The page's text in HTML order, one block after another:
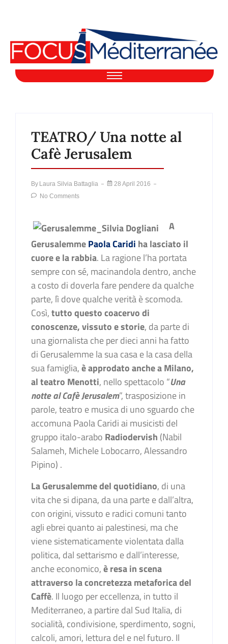
TEATRO/ Una notte al
Cafè Jerusalem
By Laura Silvia Battaglia
28 April 2016
No Comments
A
GerusalemmePaola Caridi ha lasciato il
cuore e la rabbia. La ragione l’ha portata
sempre con sé, macinandola dentro, anche
a costo di doverla fare pendere da qualche
parte, lì dove qualche verità è scomoda.
Così,tutto questo coacervo di
conoscenze, vissuto e storie, da parte di
una giornalista che per dieci anni ha fatto
di Gerusalemme la sua casa e la casa della
sua famiglia,è approdato anche a Milano,
al teatro Menotti, nello spettacolo “Una
notte al Cafè Jerusalem”, trasposizione in
parole, teatro e musica di uno sguardo che
accomuna Paola Caridi ai musicisti del
gruppo italo-arabo Radiodervish (Nabil
Salameh, Michele Lobocarro, Alessandro
Pipino) .
La Gerusalemme del quotidiano, di una
vita che si dipana, da una parte e dall’altra,
con origini, vissuto e radici comuni tanto
agli ebrei quanto ai palestinesi, ma che
viene sistematicamente violentata dalla
politica, dal settarismo e dall’interesse,
anche economico,è resa in scena
attraverso la concretezza metaforica del
Caffè. Il luogo per eccellenza, in tutto il
Mediterraneo, a partire dal Sud Italia, di
socialità, condivisione, sperdimento, sogni,
calcoli, amori, lettura del e nel futuro. Il